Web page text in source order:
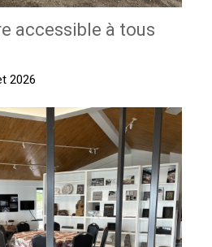
accessible à tous
2026